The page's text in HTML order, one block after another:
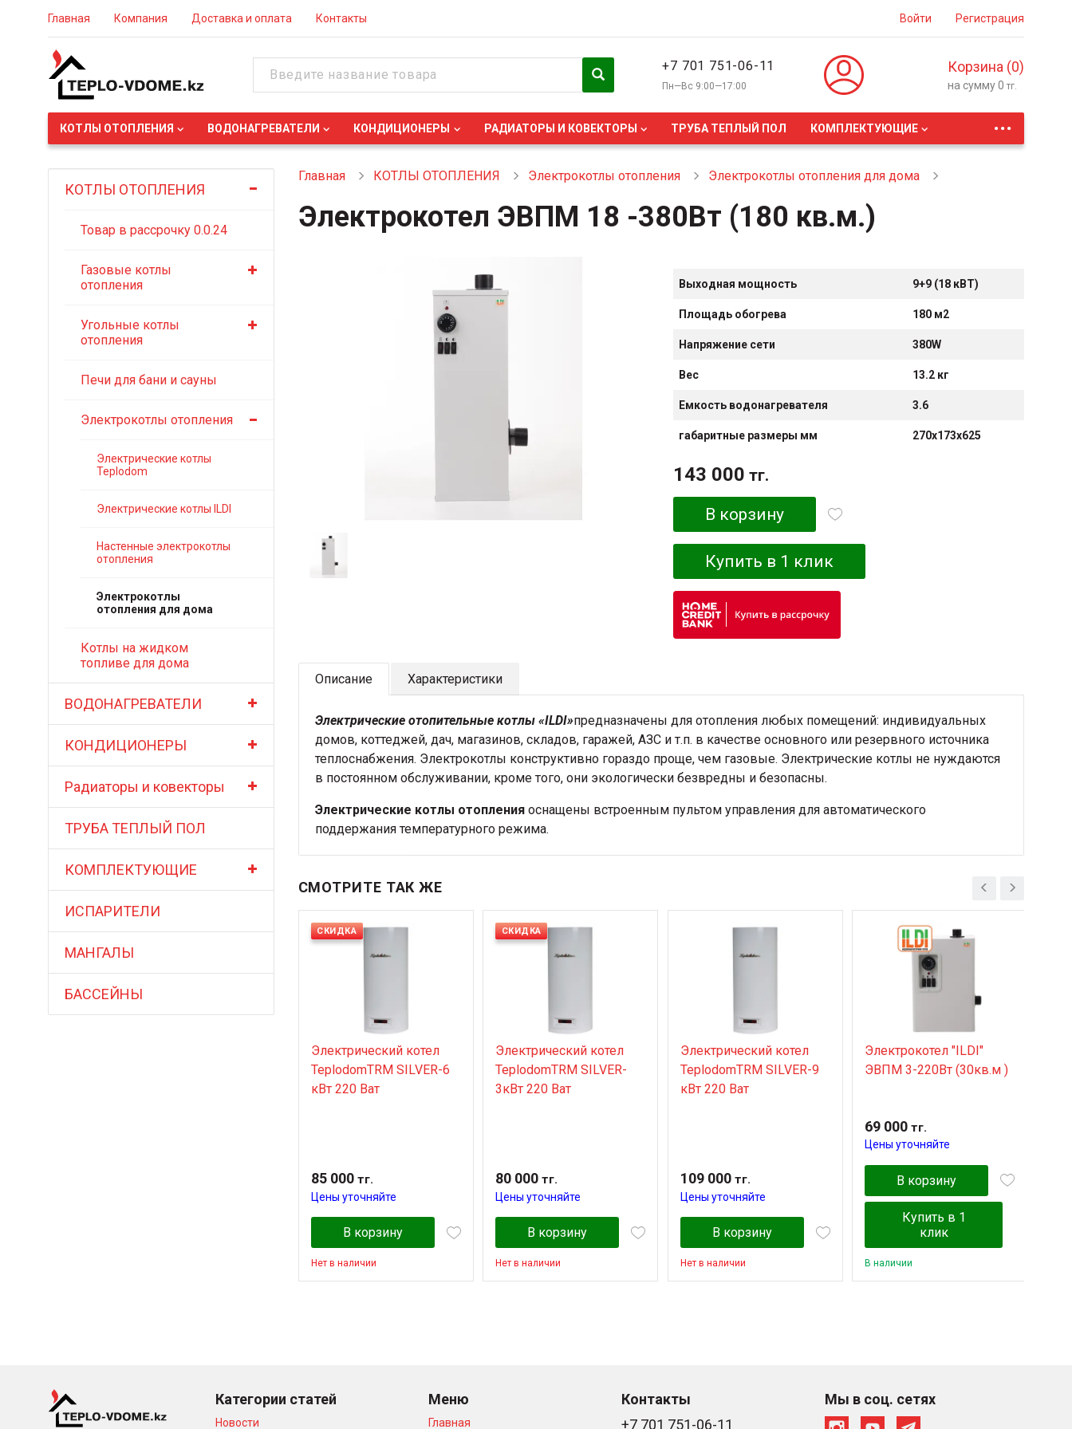
Главная Компания Доставка и оплата Контакты Войти Регистрация
+7 701 751-06-11
Пн—Вс 9:00—17:00
Корзина (0)
на сумму0 тг.
КОТЛЫ ОТОПЛЕНИЯ ВОДОНАГРЕВАТЕЛИ КОНДИЦИОНЕРЫ РАДИАТОРЫ И КОВЕКТОРЫ ТРУБА ТЕПЛЫЙ ПОЛ КОМПЛЕКТУЮЩИЕ ...
КОТЛЫ ОТОПЛЕНИЯ
Товар в рассрочку 0.0.24
Газовые котлы
отопления
Угольные котлы
отопления
Печи для бани и сауны
Электрокотлы отопления
Электрические котлы
Teplodom
Электрические котлы ILDI
Настенные электрокотлы
отопления
Электрокотлы
отопления для дома
Котлы на жидком
топливе для дома
ВОДОНАГРЕВАТЕЛИ
КОНДИЦИОНЕРЫ
Радиаторы и ковекторы
ТРУБА ТЕПЛЫЙ ПОЛ
КОМПЛЕКТУЮЩИЕ
ИСПАРИТЕЛИ
МАНГАЛЫ
БАССЕЙНЫ
Главная КОТЛЫ ОТОПЛЕНИЯ Электрокотлы отопления Электрокотлы отопления для дома
Электрокотел ЭВПМ 18 -380Вт (180 кв.м.)
Выходная мощность 9+9 (18 кВТ)
Площадь обогрева 180 м2
Напряжение сети 380W
Вес 13.2 кг
Емкость водонагревателя 3.6
габаритные размеры мм 270х173х625
143 000 тг.
В корзину
Купить в 1 клик
Описание Характеристики
Электрические отопительные котлы «ILDI»предназначены для отопления любых помещений: индивидуальных
домов, коттеджей, дач, магазинов, складов, гаражей, АЗС и т.п. в качестве основного или резервного источника
теплоснабжения. Электрокотлы конструктивно гораздо проще, чем газовые. Электрические котлы не нуждаются
в постоянном обслуживании, кроме того, они экологически безвредны и безопасны.
Электрические котлы отопления оснащены встроенным пультом управления для автоматического
поддержания температурного режима.
СМОТРИТЕ ТАК ЖЕ
СКИДКА
Электрический котел
TeplodomTRM SILVER-6
кВт 220 Ват
85 000тг.
Цены уточняйте
В корзину
Нет в наличии
СКИДКА
Электрический котел
TeplodomTRM SILVER-
3кВт 220 Ват
80 000 тг.
Цены уточняйте
В корзину
Нет в наличии
Электрический котел
TeplodomTRM SILVER-9
кВт 220 Ват
109 000тг.
Цены уточняйте
В корзину
Нет в наличии
Электрокотел "ILDI"
ЭВПМ 3-220Вт (30кв.м )
69 000 тг.
Цены уточняйте
В корзину
Купить в 1
клик
В наличии
Категории статей
Новости
Меню
Главная
Контакты
+7 701 751-06-11
Мы в соц. сетях